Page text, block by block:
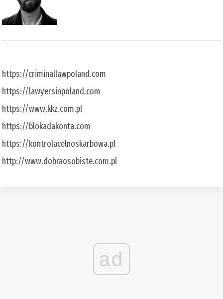
https://criminallawpoland.com
https://lawyersinpoland.com
https://www.kkz.com.pl
https://blokadakonta.com
https://kontrolacelnoskarbowa.pl
http://www.dobraosobiste.com.pl
ad